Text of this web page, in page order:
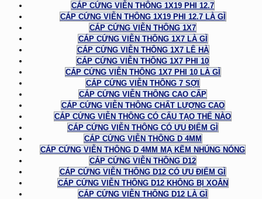
CÁP CỨNG VIỄN THÔNG 1X19 PHI 12.7
CÁP CỨNG VIỄN THÔNG 1X19 PHI 12.7 LÀ GÌ
CÁP CỨNG VIỄN THÔNG 1X7
CÁP CỨNG VIỄN THÔNG 1X7 LÀ GÌ
CÁP CỨNG VIỄN THÔNG 1X7 LÊ HÀ
CÁP CỨNG VIỄN THÔNG 1X7 PHI 10
CÁP CỨNG VIỄN THÔNG 1X7 PHI 10 LÀ GÌ
CÁP CỨNG VIỄN THÔNG 7 SỢI
CÁP CỨNG VIỄN THÔNG CAO CẤP
CÁP CỨNG VIỄN THÔNG CHẤT LƯỢNG CAO
CÁP CỨNG VIỄN THÔNG CÓ CẤU TẠO THẾ NÀO
CÁP CỨNG VIỄN THÔNG CÓ ƯU ĐIỂM GÌ
CÁP CỨNG VIỄN THÔNG D 4MM
CÁP CỨNG VIỄN THÔNG D 4MM MẠ KẼM NHÚNG NÓNG
CÁP CỨNG VIỄN THÔNG D12
CÁP CỨNG VIỄN THÔNG D12 CÓ ƯU ĐIỂM GÌ
CÁP CỨNG VIỄN THÔNG D12 KHÔNG BỊ XOẮN
CÁP CỨNG VIỄN THÔNG D12 LÀ GÌ